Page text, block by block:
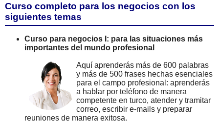
Curso completo para los negocios con los
siguientes temas
Curso para negocios I: para las situaciones más
importantes del mundo profesional
Aquí aprenderás más de 600 palabras
y más de 500 frases hechas esenciales
para el campo profesional: aprenderás
a hablar por teléfono de manera
competente en turco, atender y tramitar
correo, escribir e-mails y preparar
reuniones de manera exitosa.